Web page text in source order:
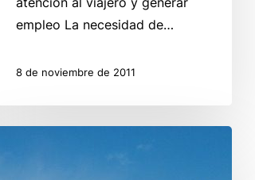
empleo La necesidad de…
8 de noviembre de 2011